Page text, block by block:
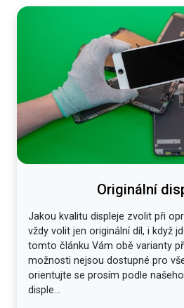
Originální
Jakou kvalitu displeje zvolit při
vždy volit jen originální díl, i když
tomto článku Vám obě varianty
možnosti nejsou dostupné pro
orientujte se prosím podle
disple...